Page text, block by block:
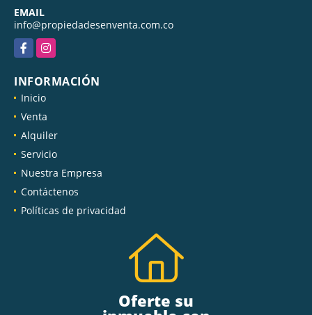
EMAIL
info@propiedadesenventa.com.co
FacebookInstagram
INFORMACIÓN
Inicio
Venta
Alquiler
Servicio
Nuestra Empresa
Contáctenos
Políticas de privacidad
Oferte su